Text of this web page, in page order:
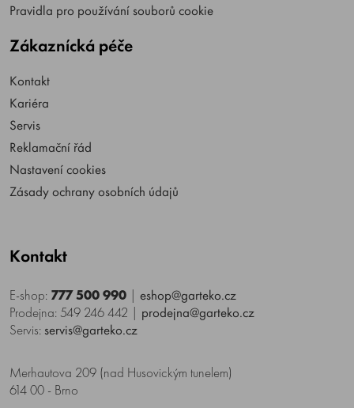
Pravidla pro používání souborů cookie
Zákaznícká péče
Kontakt
Kariéra
Servis
Reklamační řád
Nastavení cookies
Zásady ochrany osobních údajů
Kontakt
E-shop: 777 500 990 | eshop@garteko.cz
Prodejna: 549 246 442 | prodejna@garteko.cz
Servis: servis@garteko.cz
Merhautova 209 (nad Husovickým tunelem)
614 00 - Brno